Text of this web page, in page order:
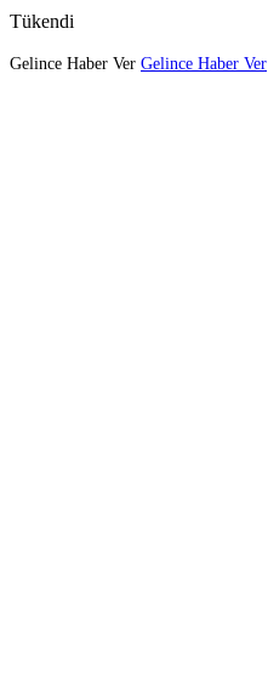
Tükendi
Gelince Haber Ver Gelince Haber Ver